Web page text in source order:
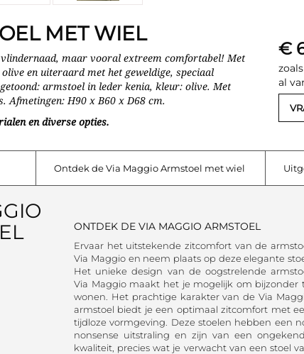
MET WIEL
maar vooral extreem comfortabel! Met
en uiteraard met het geweldige, speciaal
armstoel in leder kenia, kleur: olive. Met
Afmetingen: H90 x B60 x D68 cm.
en diverse opties.
€
al
Ontdek de Via Maggio Armstoel met wiel
ONTDEK DE VIA MAGGIO ARMSTOEL
Ervaar het uitstekende zitcomfort van de
Via Maggio en neem plaats op deze elegante
Het unieke design van de oogstrelende
Via Maggio maakt het je mogelijk om bijzonder
wonen. Het prachtige karakter van de Via
armstoel biedt je een optimaal zitcomfort met
tijdloze vormgeving. Deze stoelen hebben een
nonsense uitstraling en zijn van een
kwaliteit, precies wat je verwacht van een stoel